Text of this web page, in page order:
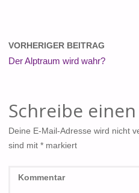
VORHERIGER BEITRAG
Der Alptraum wird wahr?
Schreibe
Deine E-Mail-Adresse wird nicht
sind mit *markiert